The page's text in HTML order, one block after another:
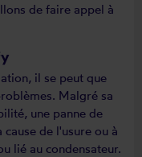
de faire appel à
il se peut que
Malgré sa
une panne de
de l'usure ou à
lié au condensateur.